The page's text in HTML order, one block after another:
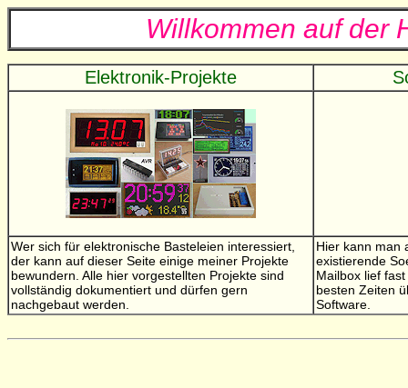
Willkommen auf der
Elektronik-Projekte
Wer sich für elektronische Basteleien interessiert,
der kann auf dieser Seite einige meiner Projekte
bewundern. Alle hier vorgestellten Projekte sind
vollständig dokumentiert und dürfen gern
nachgebaut werden.
Hier kann man
existierende
Mailbox lief
besten Zeiten
Software.